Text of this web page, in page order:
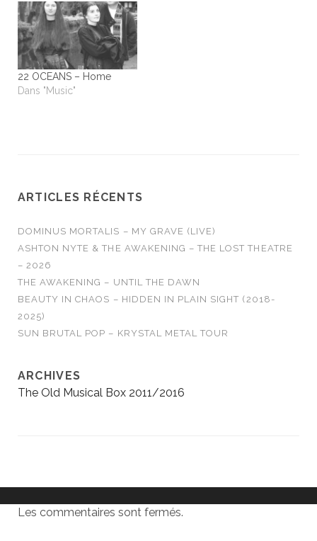
22 OCEANS – Home
Dans "Music"
ARTICLES RÉCENTS
DOMINUS MORTALIS – MY GRAVE (LIVE)
ASHTON NYTE & THE AWAKENING – THE LOST THEATRE
– 2026
THE AWAKENING – UNTIL THE DAWN
BEAUTY IN CHAOS – HIDDEN IN PLAIN SIGHT (2018-
2025)
SUN BRUTAL POP – KRYSTAL METAL TOUR
ARCHIVES
The Old Musical Box 2011/2016
Les commentaires sont fermés.